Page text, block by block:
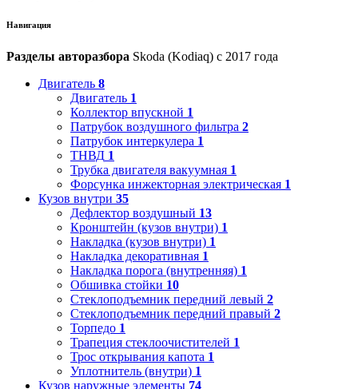
Навигация
Разделы авторазбора Skoda (Kodiaq) с 2017 года
Двигатель 8
Двигатель 1
Коллектор впускной 1
Патрубок воздушного фильтра 2
Патрубок интеркулера 1
ТНВД 1
Трубка двигателя вакуумная 1
Форсунка инжекторная электрическая 1
Кузов внутри 35
Дефлектор воздушный 13
Кронштейн (кузов внутри) 1
Накладка (кузов внутри) 1
Накладка декоративная 1
Накладка порога (внутренняя) 1
Обшивка стойки 10
Стеклоподъемник передний левый 2
Стеклоподъемник передний правый 2
Торпедо 1
Трапеция стеклоочистителей 1
Трос открывания капота 1
Уплотнитель (внутри) 1
Кузов наружные элементы 74